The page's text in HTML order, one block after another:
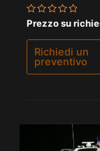
Valutato
su
Prezzo su
Richiedi un
preventivo